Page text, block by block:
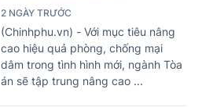
2 NGÀY TRƯỚC
(Chinhphu.vn) - Với mục tiêu nâng
cao hiệu quả phòng, chống mại
dâm trong tình hình mới, ngành Tòa
án sẽ tập trung nâng cao ...